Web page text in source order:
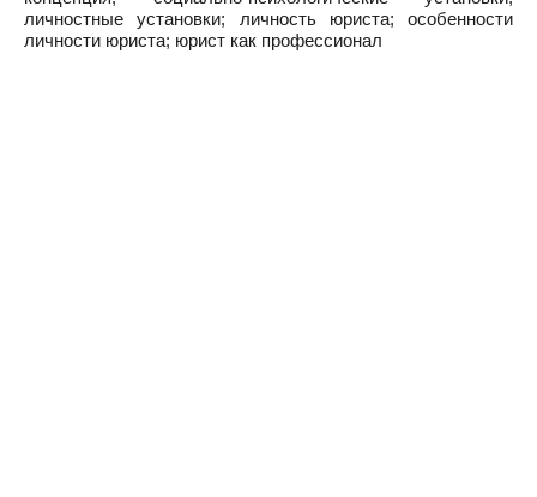
личностные установки; личность юриста; особенности
личности юриста; юрист как профессионал